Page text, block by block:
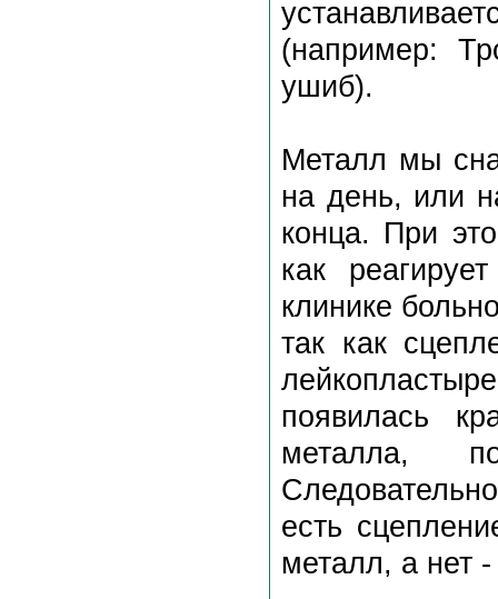
(например:
ушиб).
Металл мы
на день, или
конца. При
как
клинике
так как
появилась
металла,
есть
металл, а нет